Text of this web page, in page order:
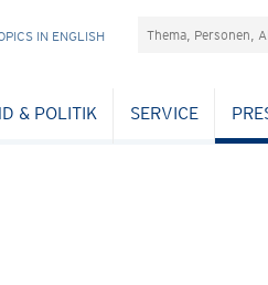
IN ENGLISH Suchefeld
& POLITIK SERVICE